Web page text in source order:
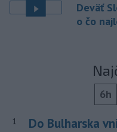
Deväť
o čo
6h
1
Do Bulharska